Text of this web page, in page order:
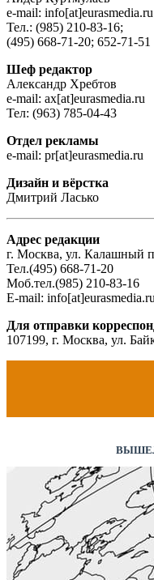
e-mail: info[at]eurasmedia.ru
Teл.: (985) 210-83-16;
(495) 668-71-20; 652-71-51
Шеф редактор
Александр Хребтов
e-mail: ax[at]eurasmedia.ru
Teл: (963) 785-04-43
Отдел рекламы
e-mail: pr[at]eurasmedia.ru
Дизайн и вёрстка
Дмитрий Ласько
Адрес редакции
г. Москва, ул. Калашный
Тел.(495) 668-71-20
Моб.тел.(985) 210-83-16
E-mail: info[at]eurasmedia.ru
Для отправки
107199, г. Москва, ул.